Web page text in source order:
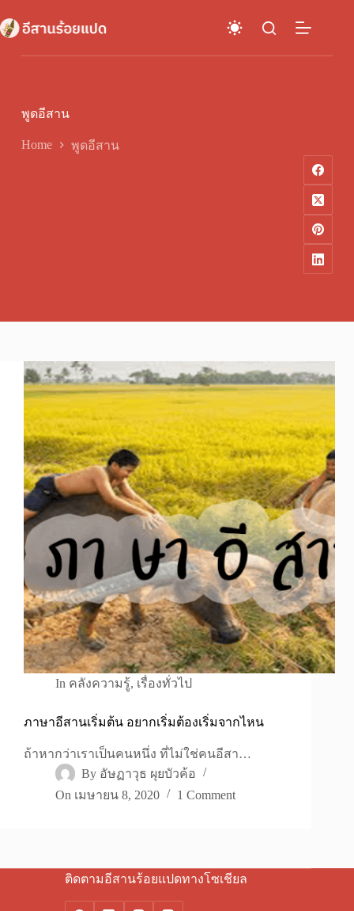
to
content
พูดอีสาน
Home พูดอีสาน
In คลังความรู้, เรื่องทั่วไป
ภาษาอีสานเริ่มต้น อยากเริ่มต้องเริ่มจากไหน
ถ้าหากว่าเราเป็นคนหนึ่ง ที่ไม่ใช่คนอีสา…
By อัษฏาวุธ ผุยบัวค้อ
On เมษายน 8, 2020 1 Comment
ติดตามอีสานร้อยแปดทางโซเชียล